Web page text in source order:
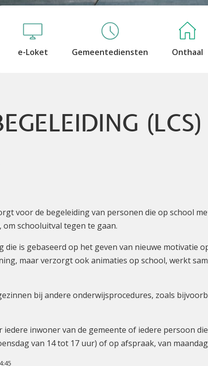
e-Loket Gemeentediensten Onthaal
(LCS)
voor de begeleiding van personen die op school
schooluitval tegen te gaan.
die is gebaseerd op het geven van nieuwe
maar verzorgt ook animaties op school, werkt
bij andere onderwijsprocedures, zoals
iedere inwoner van de gemeente of iedere persoon
van 14 tot 17 uur) of op afspraak, van